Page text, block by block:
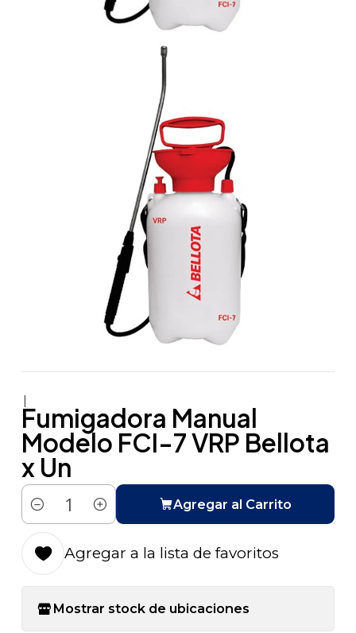
|
Fumigadora Manual
Modelo FCI-7 VRP Bellota
x Un
Cantidad
Agregar al Carrito
Agregar a la lista de favoritos
Mostrar stock de ubicaciones